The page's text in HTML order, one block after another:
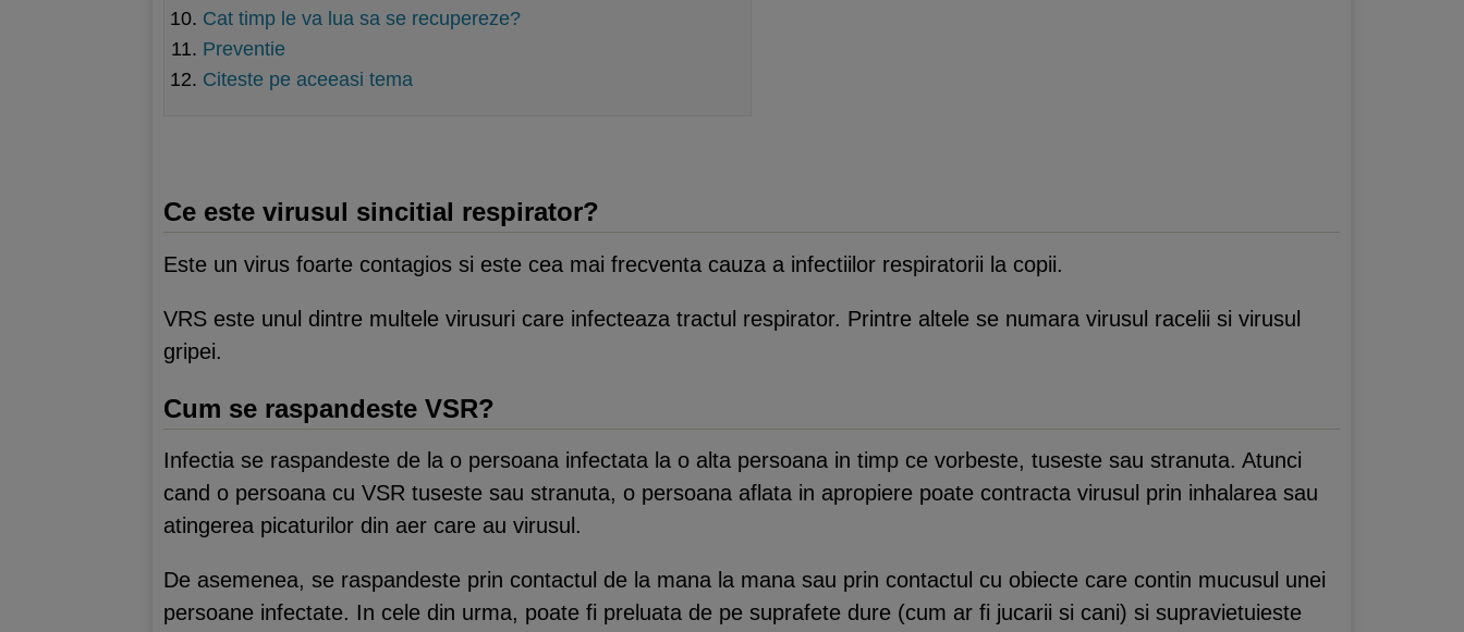
Cat timp le va lua sa se recupereze?
Preventie
Citeste pe aceeasi tema
Ce este virusul sincitial respirator?
Este un virus foarte contagios si este cea mai frecventa cauza a infectiilor respiratorii la copii.
VRS este unul dintre multele virusuri care infecteaza tractul respirator. Printre altele se numara virusul racelii si virusul
gripei.
Cum se raspandeste VSR?
Infectia se raspandeste de la o persoana infectata la o alta persoana in timp ce vorbeste, tuseste sau stranuta. Atunci
cand o persoana cu VSR tuseste sau stranuta, o persoana aflata in apropiere poate contracta virusul prin inhalarea sau
atingerea picaturilor din aer care au virusul.
De asemenea, se raspandeste prin contactul de la mana la mana sau prin contactul cu obiecte care contin mucusul unei
persoane infectate. In cele din urma, poate fi preluata de pe suprafete dure (cum ar fi jucarii si cani) si supravietuieste